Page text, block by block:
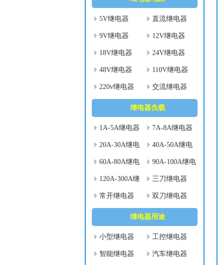
5V继电器 直流继电器
9V继电器 12V继电器
18V继电器 24V继电器
48V继电器 110V继电器
220v继电器 交流继电器
继电器负载
1A-5A继电器 7A-8A继电器
20A-30A继电
40A-50A继电
60A-80A继电
90A-100A继电
120A-300A继
电器
三刀继电器
常开继电器 双刀继电器
继电器用途
小型继电器 工控继电器
智能继电器 汽车继电器